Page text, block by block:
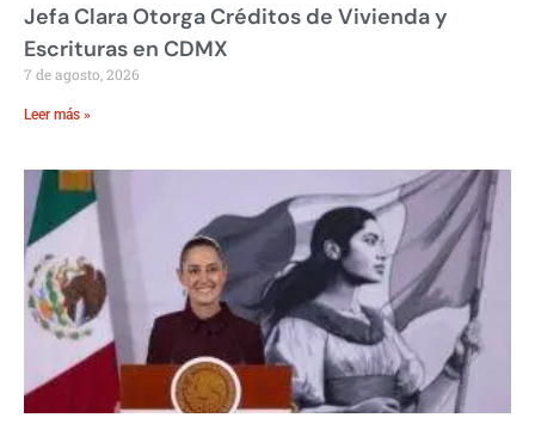
Jefa Clara Otorga Créditos de Vivienda y
Escrituras en CDMX
7 de agosto, 2026
Leer más »